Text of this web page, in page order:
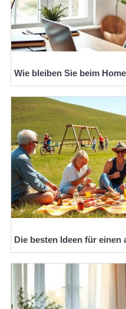
Wie bleiben Sie beim
Die besten Ideen für